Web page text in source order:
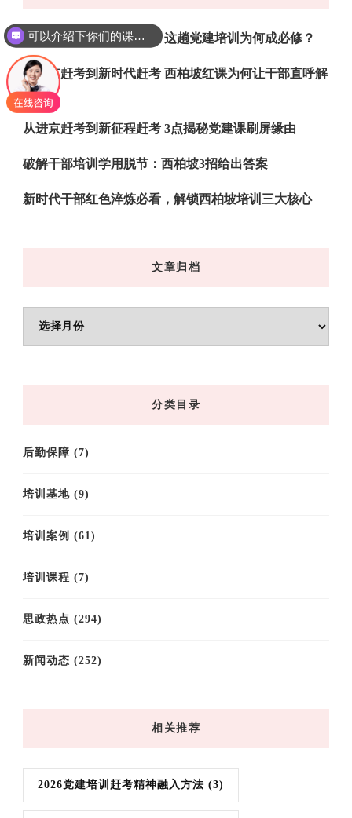
吗?
西柏坡党性淬炼干部成长 这趟党建培训为何成必修？
从进京赶考到新时代赶考 西柏坡红课为何让干部直呼解
渴
从进京赶考到新征程赶考 3点揭秘党建课刷屏缘由
破解干部培训学用脱节：西柏坡3招给出答案
新时代干部红色淬炼必看，解锁西柏坡培训三大核心
文章归档
分类目录
后勤保障 (7)
培训基地 (9)
培训案例 (61)
培训课程 (7)
思政热点 (294)
新闻动态 (252)
相关推荐
2026党建培训赶考精神融入方法 (3)
可以介绍下你们的课程吗？